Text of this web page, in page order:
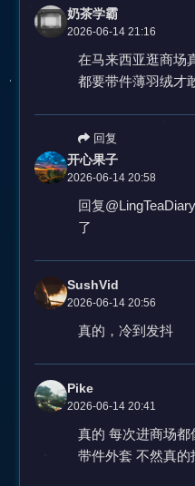
奶茶学霸
2026-06-14 21:16
在马来西亚逛商场
都要带件薄羽绒才
回复
开心果子
2026-06-14 20:58
回复
了
SushVid
2026-06-14 20:56
真的，冷到发抖
Pike
2026-06-14 20:41
真的 每次进商场
带件外套 不然真的